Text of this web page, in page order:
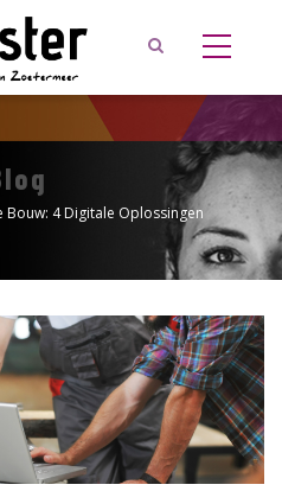
Bouw: 4 Digitale Oplossingen